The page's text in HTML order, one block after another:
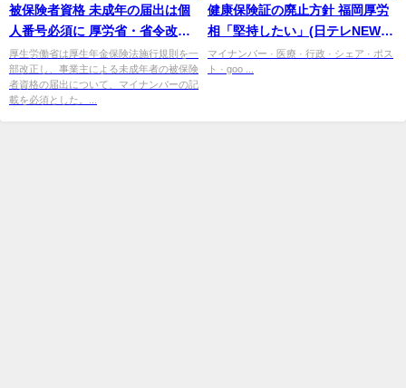
被保険者資格 未成年の届出は個
人番号必須に 厚労省・省令改正 -
労働新聞社
厚生労働省は厚生年金保険法施行規則を一
部改正し、事業主による未成年者の被保険
者資格の届出について、マイナンバーの記
載を必須とした。...
健康保険証の廃止方針 福岡厚労
相「堅持したい」(日テレNEWS
NNN) - goo ニュース
マイナンバー · 医療 · 行政 · シェア · ポス
ト · goo ...